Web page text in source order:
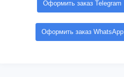
Оформить заказ Telegram
Оформить заказ WhatsApp